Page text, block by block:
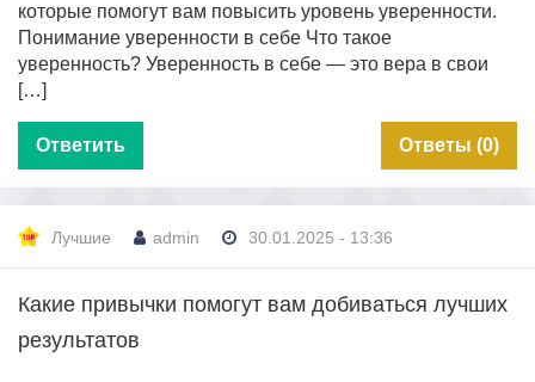
которые помогут вам повысить уровень уверенности.
Понимание уверенности в себе Что такое
уверенность? Уверенность в себе — это вера в свои
[…]
Ответить Ответы (0)
Лучшие admin 30.01.2025 - 13:36
Какие привычки помогут вам добиваться лучших
результатов